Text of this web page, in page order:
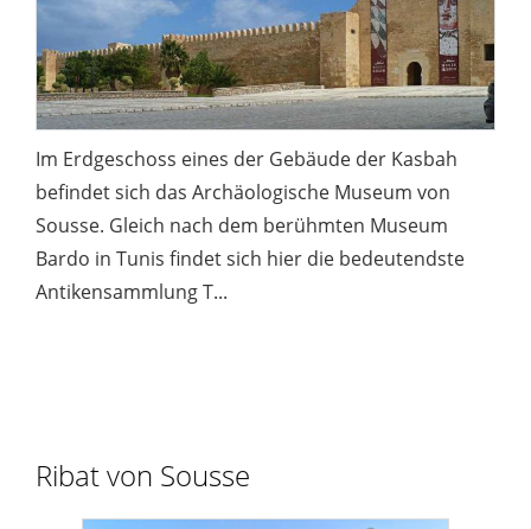
Im Erdgeschoss eines der Gebäude der Kasbah
befindet sich das Archäologische Museum von
Sousse. Gleich nach dem berühmten Museum
Bardo in Tunis findet sich hier die bedeutendste
Antikensammlung T...
Ribat von Sousse